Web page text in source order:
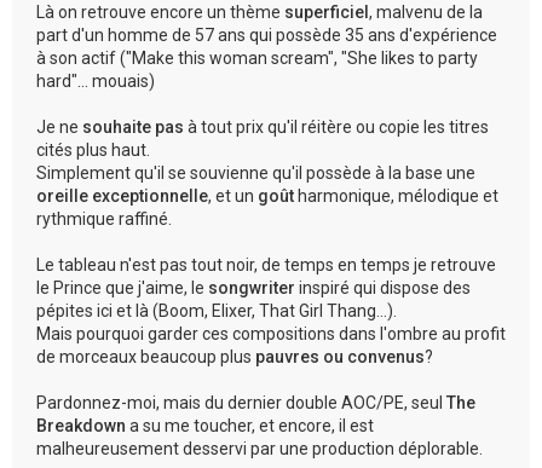
Là on retrouve encore un thème superficiel , malvenu de la
part d'un homme de 57 ans qui possède 35 ans d'expérience
à son actif ("Make this woman scream", "She likes to party
hard"... mouais)
Je ne souhaite pas à tout prix qu'il réitère ou copie les titres
cités plus haut.
Simplement qu'il se souvienne qu'il possède à la base une
oreille exceptionnelle, et un goût harmonique, mélodique et
rythmique raffiné.
Le tableau n'est pas tout noir, de temps en temps je retrouve
le Prince que j'aime, le songwriter inspiré qui dispose des
pépites ici et là (Boom, Elixer, That Girl Thang...).
Mais pourquoi garder ces compositions dans l'ombre au profit
de morceaux beaucoup plus pauvres ou convenus?
Pardonnez-moi, mais du dernier double AOC/PE, seul The
Breakdown a su me toucher, et encore, il est
malheureusement desservi par une production déplorable.